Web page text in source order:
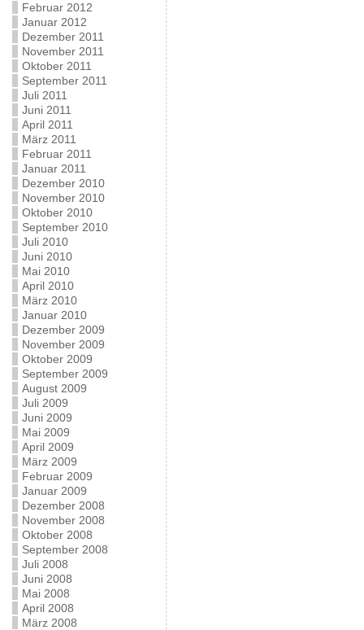
Februar 2012
Januar 2012
Dezember 2011
November 2011
Oktober 2011
September 2011
Juli 2011
Juni 2011
April 2011
März 2011
Februar 2011
Januar 2011
Dezember 2010
November 2010
Oktober 2010
September 2010
Juli 2010
Juni 2010
Mai 2010
April 2010
März 2010
Januar 2010
Dezember 2009
November 2009
Oktober 2009
September 2009
August 2009
Juli 2009
Juni 2009
Mai 2009
April 2009
März 2009
Februar 2009
Januar 2009
Dezember 2008
November 2008
Oktober 2008
September 2008
Juli 2008
Juni 2008
Mai 2008
April 2008
März 2008